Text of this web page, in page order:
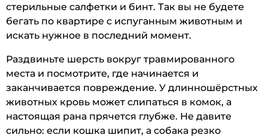
стерильные салфетки и бинт. Так вы не будете
бегать по квартире с испуганным животным и
искать нужное в последний момент.
Раздвиньте шерсть вокруг травмированного
места и посмотрите, где начинается и
заканчивается повреждение. У длинношёрстных
животных кровь может слипаться в комок, а
настоящая рана прячется глубже. Не давите
сильно: если кошка шипит, а собака резко